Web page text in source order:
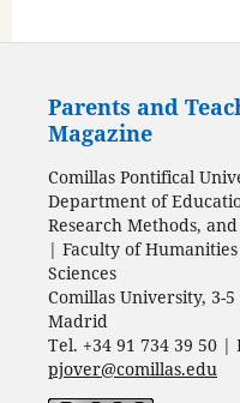
Parents and
Magazine
Comillas Pontifical
Department of
Research Methods,
| Faculty of
Sciences
Comillas University, 3-5
Madrid
Tel. +34 91 734 39 50 |
pjover@comillas.edu